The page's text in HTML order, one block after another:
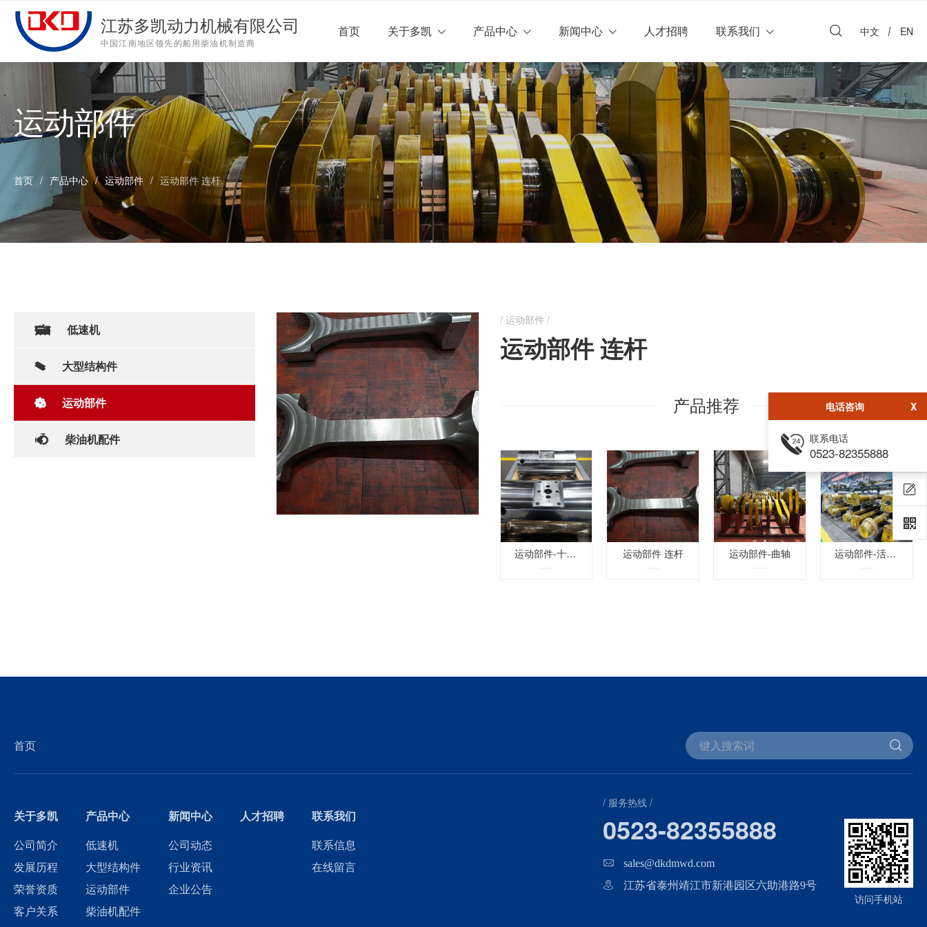
首页
Open submenu (关于多凯)
Open submenu (产品中心)
3
Open submenu (新闻中心)
新闻中心
2
Open submenu (联系我们)
联系我们
江苏多凯动力机械有限公司
中国江南地区领先的船用柴油机制造商
中文 EN
首页 关于多凯
关于多凯 - About us
公司简介 发展历程 荣誉资质 客户关系
产品中心
产品中心 - Products
低速机 大型结构件 运动部件 柴油机配件
新闻中心
新闻中心 - News
公司动态 行业资讯 企业公告
人才招聘 联系我们
联系我们 - Contact us
联系信息 在线留言
运动部件
首页 / 产品中心 / 运动部件 / 运动部件 连杆
低速机
大型结构件
运动部件
柴油机配件
运动部件 /
运动部件 连杆
产品推荐
运动部件-十字头 运动部件 连杆 运动部件-曲轴 运动部件-活塞杆
首页
关于多凯
公司简介
发展历程
荣誉资质
客户关系
产品中心
低速机
大型结构件
运动部件
柴油机配件
新闻中心
公司动态
行业资讯
企业公告
人才招聘
联系我们
联系信息
在线留言
/ 服务热线 /
0523-82355888
sales@dkdmwd.com
江苏省泰州靖江市新港园区六助港路9号
访问手机站
电话咨询 X
联系电话
0523-82355888